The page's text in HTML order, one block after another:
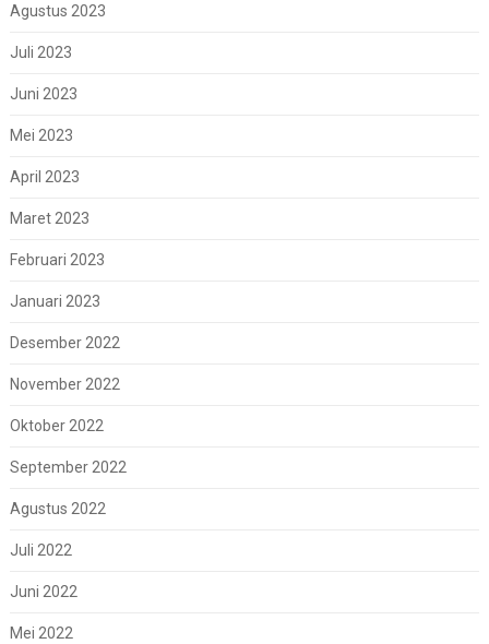
Agustus 2023
Juli 2023
Juni 2023
Mei 2023
April 2023
Maret 2023
Februari 2023
Januari 2023
Desember 2022
November 2022
Oktober 2022
September 2022
Agustus 2022
Juli 2022
Juni 2022
Mei 2022